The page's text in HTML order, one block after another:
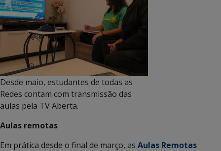
Desde maio, estudantes de todas as
Redes contam com transmissão das
aulas pela TV Aberta.
Aulas remotas
Em prática desde o final de março, as Aulas Remotas